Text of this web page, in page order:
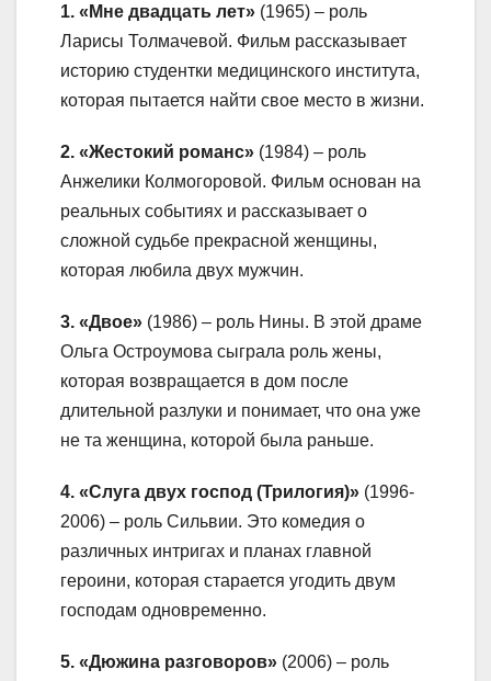
1. «Мне двадцать лет» (1965) – роль
Ларисы Толмачевой. Фильм рассказывает
историю студентки медицинского института,
которая пытается найти свое место в жизни.
2. «Жестокий романс» (1984) – роль
Анжелики Колмогоровой. Фильм основан на
реальных событиях и рассказывает о
сложной судьбе прекрасной женщины,
которая любила двух мужчин.
3. «Двое» (1986) – роль Нины. В этой драме
Ольга Остроумова сыграла роль жены,
которая возвращается в дом после
длительной разлуки и понимает, что она уже
не та женщина, которой была раньше.
4. «Слуга двух господ (Трилогия)» (1996-
2006) – роль Сильвии. Это комедия о
различных интригах и планах главной
героини, которая старается угодить двум
господам одновременно.
5. «Дюжина разговоров» (2006) – роль